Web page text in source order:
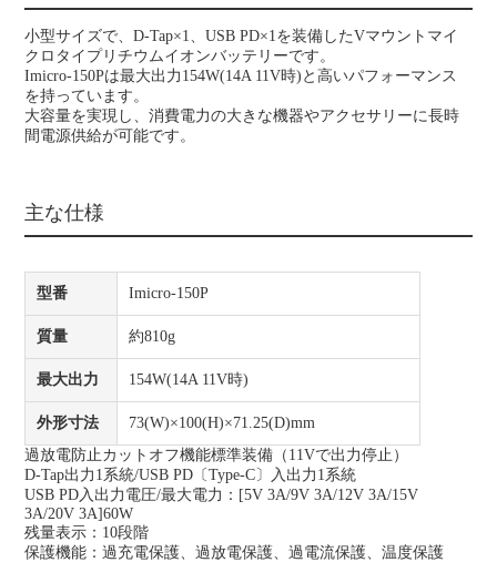
小型サイズで、D-Tap×1、USB PD×1を装備したVマウントマイ
クロタイプリチウムイオンバッテリーです。
Imicro-150Pは最大出力154W(14A 11V時)と高いパフォーマンス
を持っています。
大容量を実現し、消費電力の大きな機器やアクセサリーに長時
間電源供給が可能です。
主な仕様
型番 Imicro-150P
質量 約810g
最大出力 154W(14A 11V時)
外形寸法
73(W)×100(H)×71.25(D)mm
過放電防止カットオフ機能標準装備（11Vで出力停止）
D-Tap出力1系統/USB PD〔Type-C〕入出力1系統
USB PD入出力電圧/最大電力：[5V 3A/9V 3A/12V 3A/15V
3A/20V 3A]60W
残量表示：10段階
保護機能：過充電保護、過放電保護、過電流保護、温度保護